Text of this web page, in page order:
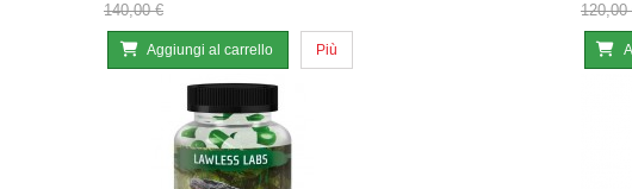
140,00 €
Aggiungi al carrello Più
120,00